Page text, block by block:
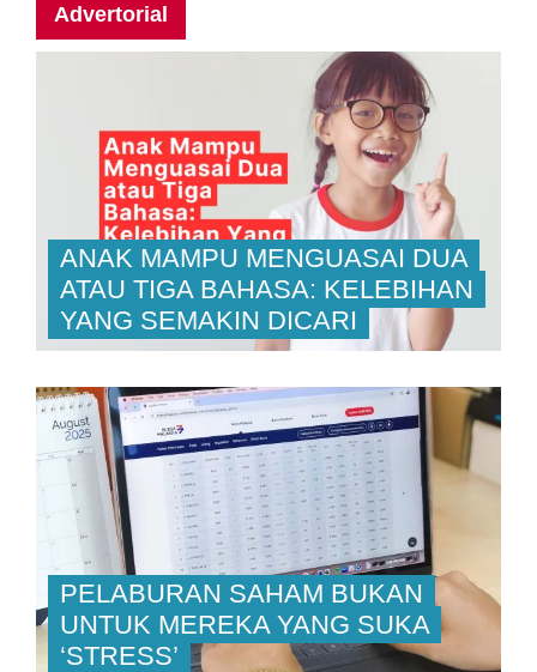
Advertorial
ANAK MAMPU MENGUASAI DUA
ATAU TIGA BAHASA: KELEBIHAN
YANG SEMAKIN DICARI
PELABURAN SAHAM BUKAN
UNTUK MEREKA YANG SUKA
‘STRESS’